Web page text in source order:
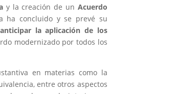
y la creación de un Acuerdo
ha concluido y se prevé su
anticipar la aplicación de los
modernizado por todos los
en materias como la
entre otros aspectos